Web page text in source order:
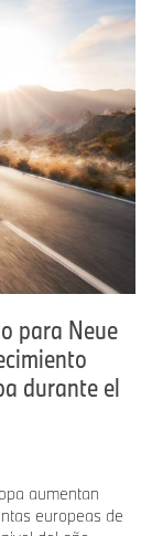
para Neue
durante el
aumentan
europeas de